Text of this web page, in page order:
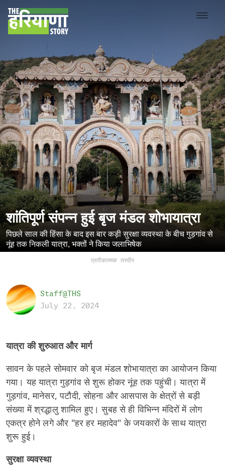
शांतिपूर्ण संपन्न हुई बृज मंडल शोभायात्रा
पिछले साल की हिंसा के बाद इस बार कड़ी सुरक्षा व्यवस्था के बीच गुड़गांव से
नूंह तक निकली यात्रा, भक्तों ने किया जलाभिषेक
प्रतीकात्मक तस्वीर
Staff@THS
July 22, 2024
यात्रा की शुरुआत और मार्ग
सावन के पहले सोमवार को बृज मंडल शोभायात्रा का आयोजन किया
गया। यह यात्रा गुड़गांव से शुरू होकर नूंह तक पहुंची। यात्रा में
गुड़गांव, मानेसर, पटौदी, सोहना और आसपास के क्षेत्रों से बड़ी
संख्या में श्रद्धालु शामिल हुए। सुबह से ही विभिन्न मंदिरों में लोग
एकत्र होने लगे और "हर हर महादेव" के जयकारों के साथ यात्रा
शुरू हुई।
सुरक्षा व्यवस्था